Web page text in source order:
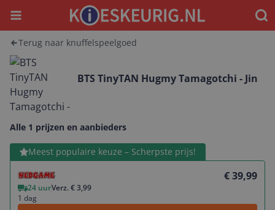
Menu
Terug naar knuffelspeelgoed
BTS TinyTAN Hugmy Tamagotchi - Jin
Alle 1 prijzen en aanbieders
Meest populaire keuze – Scherpste prijs!
€ 39,99
24 uurVerz. € 3,99
1 dag
Bekijk product